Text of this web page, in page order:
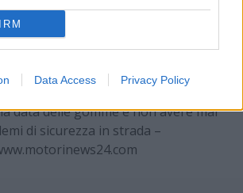
Data Access Privacy Policy
data delle gomme e non avere mai
di sicurezza in strada –